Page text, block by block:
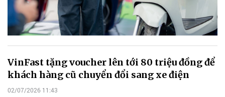
VinFast tặng voucher lên tới 80 triệu đồng để
khách hàng cũ chuyển đổi sang xe điện
02/07/2026 11:43